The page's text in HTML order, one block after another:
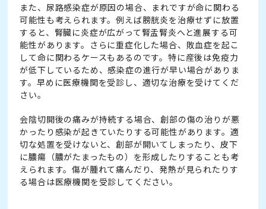
また、尿路感染症が原因の場合、まれですが命に関わる
可能性も考えられます。例えば膀胱炎を治療せずに放置
すると、腎臓に炎症が広がって腎盂腎炎へと進展する可
能性があります。さらに重症化した場合、敗血症を起こ
して命に関わるケースもあるのです。特に産後は免疫力
が低下しているため、感染症の進行が早い場合がありま
す。早めに医療機関を受診し、適切な治療を受けてくだ
さい。
会陰切開後の痛みが持続する場合、創部の傷の治りが悪
かったり感染が起きていたりする可能性があります。適
切な処置を受けないと、創部が開いてしまったり、皮下
に膿瘍（膿がたまったもの）を形成したりすることも考
えられます。傷が腫れて痛んだり、発熱が見られたりす
る場合は医療機関を受診してください。